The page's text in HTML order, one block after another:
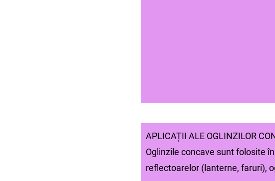
APLICAȚII ALE OGLINZILOR
Oglinzile concave sunt folosite
reflectoarelor (lanterne, faruri),